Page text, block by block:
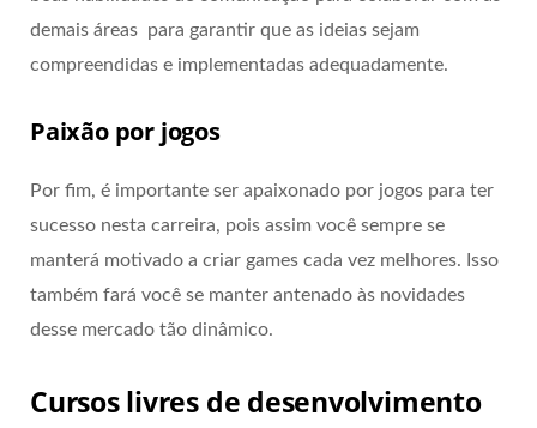
demais áreas para garantir que as ideias sejam
compreendidas e implementadas adequadamente.
Paixão por jogos
Por fim, é importante ser apaixonado por jogos para ter
sucesso nesta carreira, pois assim você sempre se
manterá motivado a criar games cada vez melhores. Isso
também fará você se manter antenado às novidades
desse mercado tão dinâmico.
Cursos livres de desenvolvimento